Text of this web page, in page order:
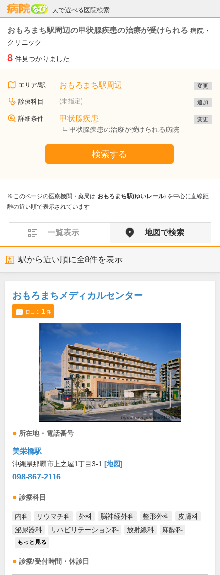
人で選べる医院検索
病院なび
おもろまち駅周辺の甲状腺疾患の治療が受けられる 病院・
クリニック
8 件見つかりました
エリア/駅 おもろまち駅周辺 変更
診療科目 (未指定) 追加
詳細条件 甲状腺疾患
甲状腺疾患の治療が受けられる病院
変更
検索する
※このページの医療機関・薬局は おもろまち駅(ゆいレール) を中心に直線距
離の近い順で表示されています
一覧表示 地図で検索
駅から近い順に全8件を表示
おもろまちメディカルセンター
口コミ 1件
所在地・電話番号
美栄橋駅
沖縄県那覇市上之屋1丁目3-1 [地図]
098-867-2116
診療科目
内科 リウマチ科 外科 脳神経外科 整形外科
皮膚科
泌尿器科
リハビリテーション科 放射線科 麻酔科
もっと見る
診療/受付時間・休診日